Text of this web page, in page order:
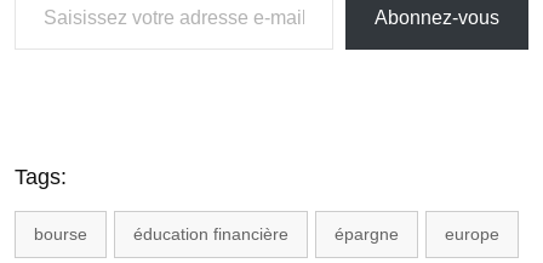
Abonnez-vous
Tags:
bourse éducation financière épargne europe